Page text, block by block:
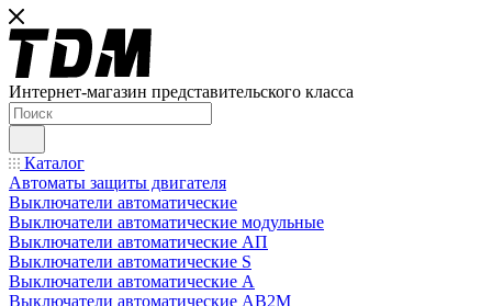
Интернет-магазин представительского класса
Каталог
Автоматы защиты двигателя
Выключатели автоматические
Выключатели автоматические модульные
Выключатели автоматические АП
Выключатели автоматические S
Выключатели автоматические А
Выключатели автоматические АВ2М